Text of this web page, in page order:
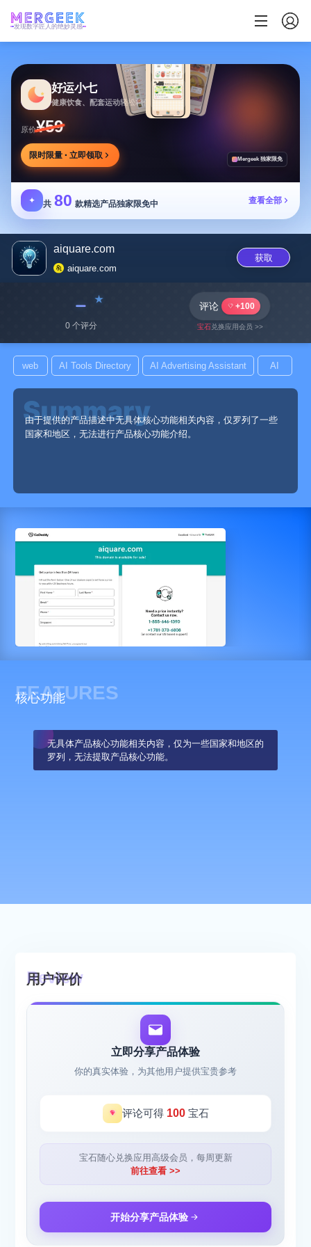
发现数字匠人的绝妙灵感
好运小七
健康饮食、配套运动轻松相伴
原价¥59
限时限量 · 立即领取 Mergeek 独家限免
✦ 共 80 款精选产品独家限免中 查看全部
aiquare.com
aiquare.com
获取
﹣
0 个评分
评论 +100
宝石兑换应用会员 >>
web AI Tools Directory AI Advertising Assistant AI
由于提供的产品描述中无具体核心功能相关内容，仅罗列了一些
国家和地区，无法进行产品核心功能介绍。
FEATURES
核心功能
无具体产品核心功能相关内容，仅为一些国家和地区的
罗列，无法提取产品核心功能。
用户评价
立即分享产品体验
你的真实体验，为其他用户提供宝贵参考
评论可得 100宝石
宝石随心兑换应用高级会员，每周更新
前往查看 >>
开始分享产品体验